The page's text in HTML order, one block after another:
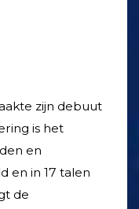
zijn debuut
is het
en
en in 17 talen
de